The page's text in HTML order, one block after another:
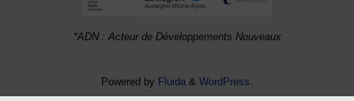
*ADN : Acteur de Développements Nouveaux
Powered by Fluida & WordPress.